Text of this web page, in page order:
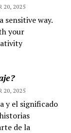
20, 2025
sensitive way.
your
20, 2025
y el significado
de la